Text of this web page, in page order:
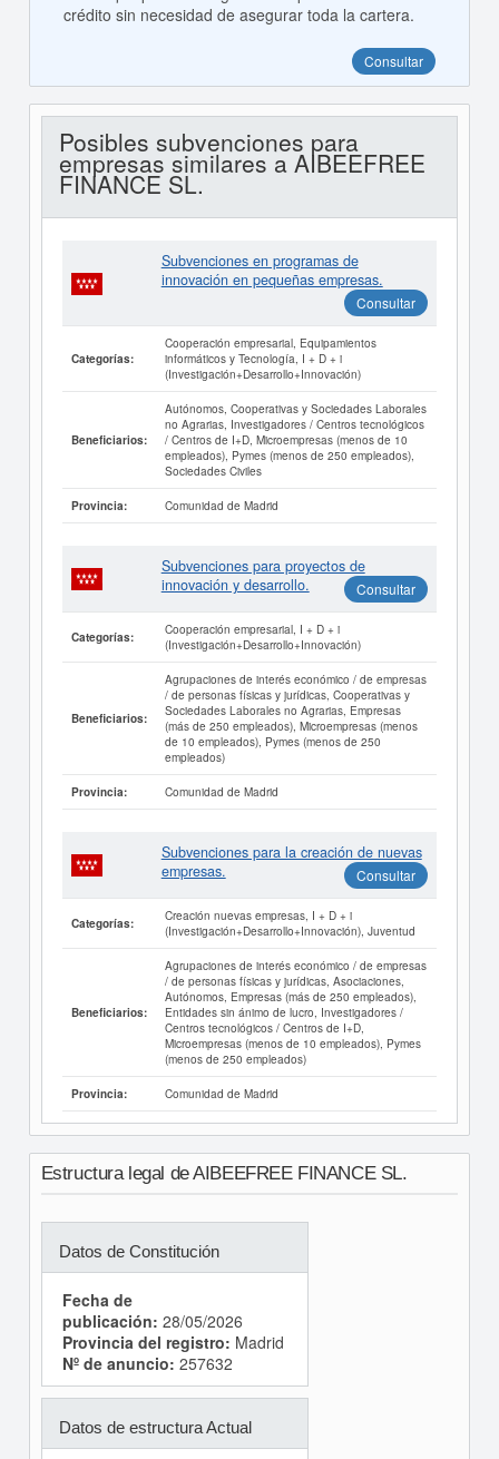
crédito sin necesidad de asegurar toda la cartera.
Consultar
Posibles subvenciones para
empresas similares a AIBEEFREE
FINANCE SL.
Subvenciones en programas de
innovación en pequeñas empresas.
Consultar
Categorías:
Cooperación empresarial, Equipamientos
informáticos y Tecnología, I + D + i
(Investigación+Desarrollo+Innovación)
Beneficiarios:
Autónomos, Cooperativas y Sociedades Laborales
no Agrarias, Investigadores / Centros tecnológicos
/ Centros de I+D, Microempresas (menos de 10
empleados), Pymes (menos de 250 empleados),
Sociedades Civiles
Provincia: Comunidad de Madrid
Subvenciones para proyectos de
innovación y desarrollo.
Consultar
Categorías:
Cooperación empresarial, I + D + i
(Investigación+Desarrollo+Innovación)
Beneficiarios:
Agrupaciones de interés económico / de empresas
/ de personas físicas y jurídicas, Cooperativas y
Sociedades Laborales no Agrarias, Empresas
(más de 250 empleados), Microempresas (menos
de 10 empleados), Pymes (menos de 250
empleados)
Provincia: Comunidad de Madrid
Subvenciones para la creación de nuevas
empresas.
Consultar
Categorías:
Creación nuevas empresas, I + D + i
(Investigación+Desarrollo+Innovación), Juventud
Beneficiarios:
Agrupaciones de interés económico / de empresas
/ de personas físicas y jurídicas, Asociaciones,
Autónomos, Empresas (más de 250 empleados),
Entidades sin ánimo de lucro, Investigadores /
Centros tecnológicos / Centros de I+D,
Microempresas (menos de 10 empleados), Pymes
(menos de 250 empleados)
Provincia: Comunidad de Madrid
Estructura legal de AIBEEFREE FINANCE SL.
Datos de Constitución
Fecha de
publicación: 28/05/2026
Provincia del registro: Madrid
Nº de anuncio: 257632
Datos de estructura Actual